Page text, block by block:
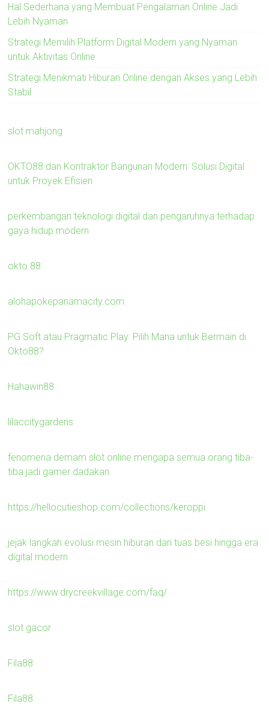
Hal Sederhana yang Membuat Pengalaman Online Jadi
Lebih Nyaman
Strategi Memilih Platform Digital Modern yang Nyaman
untuk Aktivitas Online
Strategi Menikmati Hiburan Online dengan Akses yang Lebih
Stabil
slot mahjong
OKTO88 dan Kontraktor Bangunan Modern: Solusi Digital
untuk Proyek Efisien
perkembangan teknologi digital dan pengaruhnya terhadap
gaya hidup modern
okto 88
alohapokepanamacity.com
PG Soft atau Pragmatic Play: Pilih Mana untuk Bermain di
Okto88?
Hahawin88
lilaccitygardens
fenomena demam slot online mengapa semua orang tiba-
tiba jadi gamer dadakan
https://hellocutieshop.com/collections/keroppi
jejak langkah evolusi mesin hiburan dari tuas besi hingga era
digital modern
https://www.drycreekvillage.com/faq/
slot gacor
Fila88
Fila88